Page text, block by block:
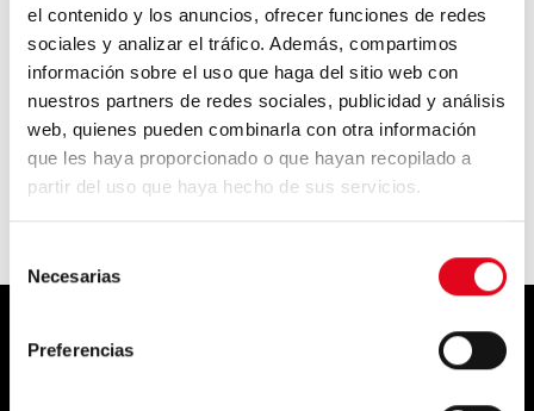
el contenido y los anuncios, ofrecer funciones de redes
sociales y analizar el tráfico. Además, compartimos
información sobre el uso que haga del sitio web con
nuestros partners de redes sociales, publicidad y análisis
web, quienes pueden combinarla con otra información
que les haya proporcionado o que hayan recopilado a
partir del uso que haya hecho de sus servicios.
de Necesarias
Preferencias
Jun 19, 2026
Cómo Pay4Vend crea fidelización y aumenta
los ingresos
Cargar más